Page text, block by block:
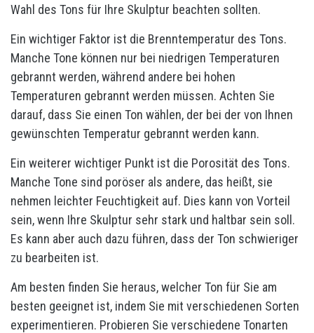
Wahl des Tons für Ihre Skulptur beachten sollten.
Ein wichtiger Faktor ist die Brenntemperatur des Tons.
Manche Tone können nur bei niedrigen Temperaturen
gebrannt werden, während andere bei hohen
Temperaturen gebrannt werden müssen. Achten Sie
darauf, dass Sie einen Ton wählen, der bei der von Ihnen
gewünschten Temperatur gebrannt werden kann.
Ein weiterer wichtiger Punkt ist die Porosität des Tons.
Manche Tone sind poröser als andere, das heißt, sie
nehmen leichter Feuchtigkeit auf. Dies kann von Vorteil
sein, wenn Ihre Skulptur sehr stark und haltbar sein soll.
Es kann aber auch dazu führen, dass der Ton schwieriger
zu bearbeiten ist.
Am besten finden Sie heraus, welcher Ton für Sie am
besten geeignet ist, indem Sie mit verschiedenen Sorten
experimentieren. Probieren Sie verschiedene Tonarten